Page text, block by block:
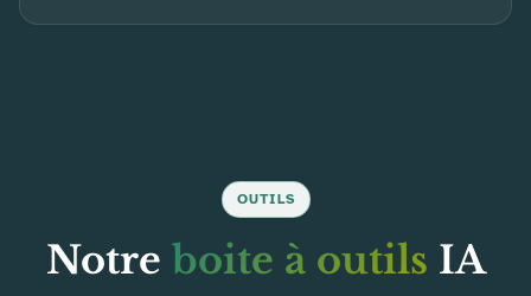
OUTILS
Notre boite à outils IA